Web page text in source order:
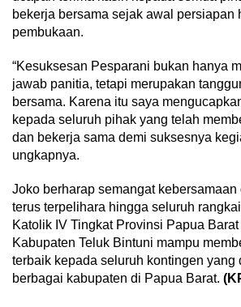
bekerja bersama sejak awal persiapan
pembukaan.
“Kesuksesan Pesparani bukan hanya
jawab panitia, tetapi merupakan
bersama. Karena itu saya
kepada seluruh pihak yang telah
dan bekerja sama demi suksesnya
ungkapnya.
Joko berharap semangat
terus terpelihara hingga seluruh
Katolik IV Tingkat Provinsi Papua
Kabupaten Teluk Bintuni mampu
terbaik kepada seluruh kontingen yang
berbagai kabupaten di Papua Barat.